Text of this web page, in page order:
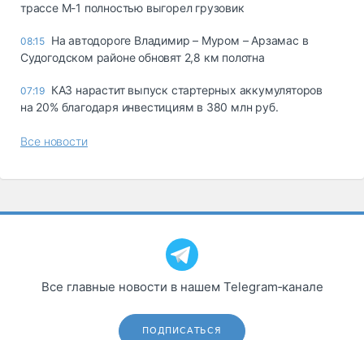
трассе М-1 полностью выгорел грузовик
08:15 На автодороге Владимир – Муром – Арзамас в
Судогодском районе обновят 2,8 км полотна
07:19 КАЗ нарастит выпуск стартерных аккумуляторов
на 20% благодаря инвестициям в 380 млн руб.
Все новости
Все главные новости в нашем Telegram‑канале
ПОДПИСАТЬСЯ